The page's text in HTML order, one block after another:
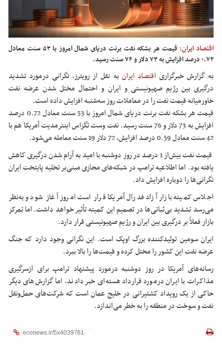
اقتصاد ایران:
قیمت هر بشکه نفت برنت دریای شمال امروز با ۵۳ سنت معادل
۰.۷۲ درصد افزایش به ۷۳ دلار و ۷۶ سنت رسید.
به گزارش خبرگزاری اقتصاد ایران به نقل از رویترز، نگرانی درمورد تشدید
درگیری بین رژیم صهیونیستی و ایران و احتمال مختل شدن عرضه نفت
خاورمیانه قیمت نفت را در معاملات روز سه‌شنبه افزایش داده است.
قیمت هر بشکه نفت برنت دریای شمال امروز با 53 سنت معادل 0.72 درصد
افزایش به 73 دلار و 76 سنت رسید. نفت وست تگزاس اینترمدیت آمریکا هم با
42 سنت معادل 0.59 درصد افزایش، 72 دلار 19 سنت معامله می‌شود.
قیمت نفت بیش‌از 1 درصد در روز دوشنبه با امید به آرام شدن درگیری کاهش
یافته بود. اما اطلاعیه ترامپ در شبکه‌های مجازی مبنی‌بر تخلیه پایتخت ایران
نگرانی‌ها را دوباره افزایش داد.
اجلاس کمیته بازار آزاد فدرال آمریکا قرار است امروز آغاز شود و به‌نظر
می‌رسد تشدید بی‌ثباتی‌ها در تصمیم این کمیته تأثیر خواهد داشت. اما تمرکز
بازار فعلاً بر درگیری بین ایران و رژیم صهیونیستی قرار دارد.
ایران سومین تولیدکننده بزرگ اوپک است. این نگرانی وجود دارد که جنگ
عرضه نفت این کشور را مختل کرده و قیمت‌ها را بالا ببرد.
رسانه‌های آمریکا در روز دوشنبه درمورد پیشنهاد ترامپ برای ازسرگیری
مذاکرات با ایران درمورد قرارداد هسته‌ای خبر دادند، اما گزارش‌های دیگر
حاکی از یک رویداد کشتیرانی در خلیج عمان است که شرکت‌های حمل‌ونقل
نفت و سوخت در منطقه را به خطر می‌اندازد.